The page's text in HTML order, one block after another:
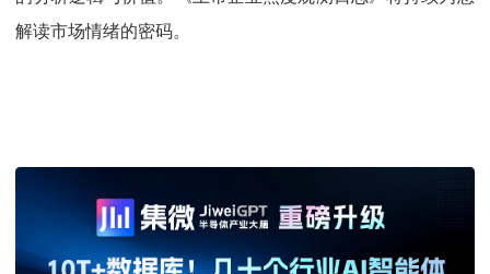
解读市场情绪的密码。